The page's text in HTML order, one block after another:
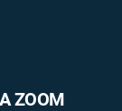
ZOOM